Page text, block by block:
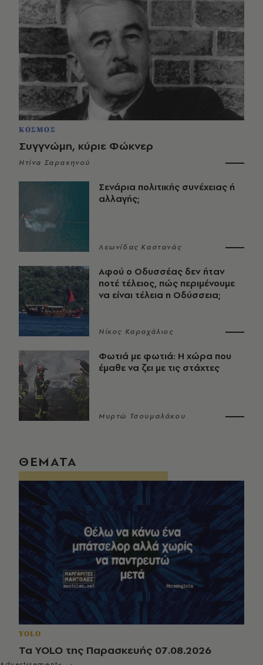
ΚΟΣΜΟΣ
Συγγνώμη, κύριε Φώκνερ
Ντίνα Σαρακηνού
Σενάρια πολιτικής συνέχειας ή
αλλαγής;
Λεωνίδας Καστανάς
Αφού ο Οδυσσέας δεν ήταν
ποτέ τέλειος, πώς περιμένουμε
να είναι τέλεια η Οδύσσεια;
Νίκος Καραχάλιος
Φωτιά με φωτιά: Η χώρα που
έμαθε να ζει με τις στάχτες
Μυρτώ Τσουμαλάκου
ΘΕΜΑΤΑ
YOLO
Τα YOLO της Παρασκευής 07.08.2026